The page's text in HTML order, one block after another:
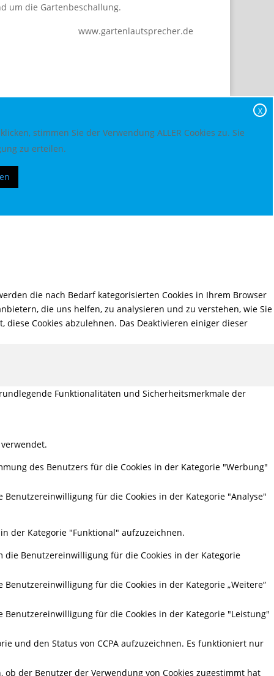
um die Gartenbeschallung.
www.gartenlautsprecher.de
X
stimmen Sie der Verwendung ALLER Cookies zu. Sie
zu erteilen.
die nach Bedarf kategorisierten Cookies in Ihrem Browser
die uns helfen, zu analysieren und zu verstehen, wie Sie
Cookies abzulehnen. Das Deaktivieren einiger dieser
Funktionalitäten und Sicherheitsmerkmale der
des Benutzers für die Cookies in der Kategorie "Werbung"
Benutzereinwilligung für die Cookies in der Kategorie "Analyse"
der Kategorie "Funktional" aufzuzeichnen.
die Benutzereinwilligung für die Cookies in der Kategorie
Benutzereinwilligung für die Cookies in der Kategorie „Weitere“
Benutzereinwilligung für die Cookies in der Kategorie "Leistung"
und den Status von CCPA aufzuzeichnen. Es funktioniert nur
ob der Benutzer der Verwendung von Cookies zugestimmt hat